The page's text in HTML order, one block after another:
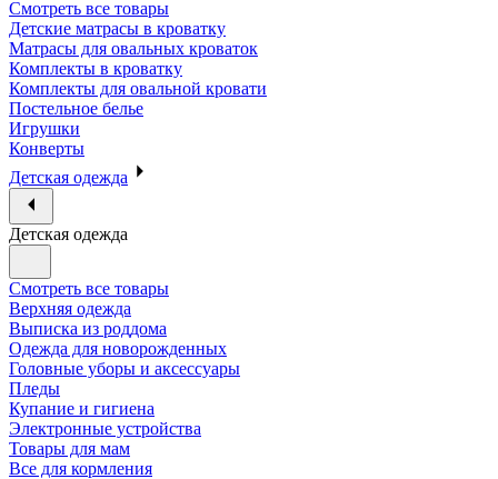
Смотреть все товары
Детские матрасы в кроватку
Матрасы для овальных кроваток
Комплекты в кроватку
Комплекты для овальной кровати
Постельное белье
Игрушки
Конверты
Детская одежда
Детская одежда
Смотреть все товары
Верхняя одежда
Выписка из роддома
Одежда для новорожденных
Головные уборы и аксессуары
Пледы
Купание и гигиена
Электронные устройства
Товары для мам
Все для кормления